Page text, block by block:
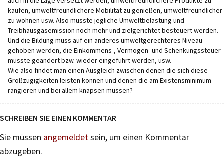
kaufen, umweltfreundlichere Mobilität zu genießen, umweltfreundlicher
zu wohnen usw. Also müsste jegliche Umweltbelastung und
Treibhausgasemission noch mehr und zielgerichtet besteuert werden.
Und die Bildung muss auf ein anderes umweltgerechteres Niveau
gehoben werden, die Einkommens-, Vermögen- und Schenkungssteuer
müsste geändert bzw. wieder eingeführt werden, usw.
Wie also findet man einen Ausgleich zwischen denen die sich diese
Großzügigkeiten leisten können und denen die am Existensminimum
rangieren und bei allem knapsen müssen?
SCHREIBEN SIE EINEN KOMMENTAR
Sie müssen angemeldetsein, um einen Kommentar
abzugeben.